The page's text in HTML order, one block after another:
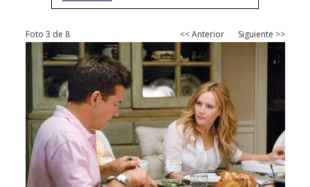
Foto 3 de 8 << Anterior Siguiente >>